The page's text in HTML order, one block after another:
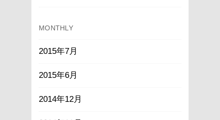
MONTHLY
2015年7月
2015年6月
2014年12月